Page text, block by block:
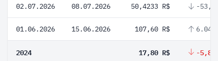
02.07.2026 08.07.2026 50,4233 R$ -
01.06.2026 15.06.2026 107,60 R$
2024 17,80 R$ -5,82